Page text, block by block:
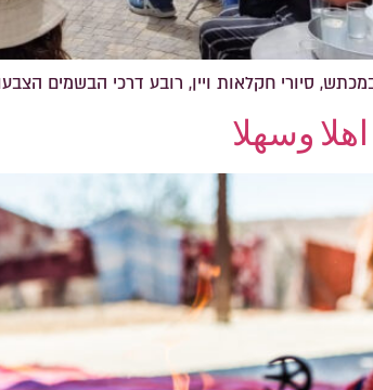
סיורי חקלאות ויין, רובע דרכי הבשמים
اهلا وسهلا